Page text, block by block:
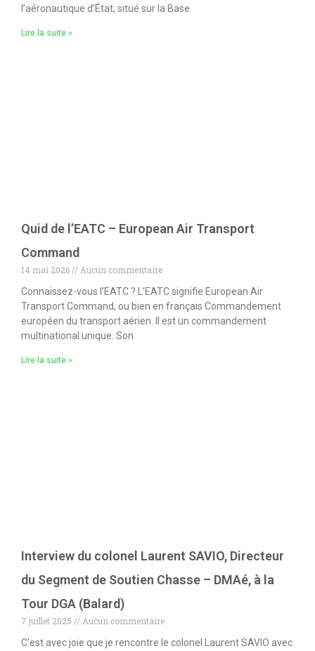
l’aéronautique d’État, situé sur la Base
Lire la suite »
Quid de l’EATC – European Air Transport
Command
14 mai 2026
Aucun commentaire
Connaissez-vous l’EATC ? L’EATC signifie European Air
Transport Command, ou bien en français Commandement
européen du transport aérien. Il est un commandement
multinational unique. Son
Lire la suite »
Interview du colonel Laurent SAVIO, Directeur
du Segment de Soutien Chasse – DMAé, à la
Tour DGA (Balard)
7 juillet 2025
Aucun commentaire
C’est avec joie que je rencontre le colonel Laurent SAVIO avec